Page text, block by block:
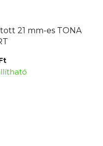
21 mm-es TONA